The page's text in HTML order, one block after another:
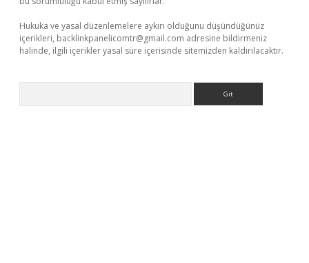
Hukuka ve yasal düzenlemelere aykırı olduğunu düşündüğünüz
içerikleri, backlinkpanelicomtr@gmail.com adresine bildirmeniz
halinde, ilgili içerikler yasal süre içerisinde sitemizden kaldırılacaktır.